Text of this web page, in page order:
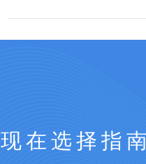
现在选择指